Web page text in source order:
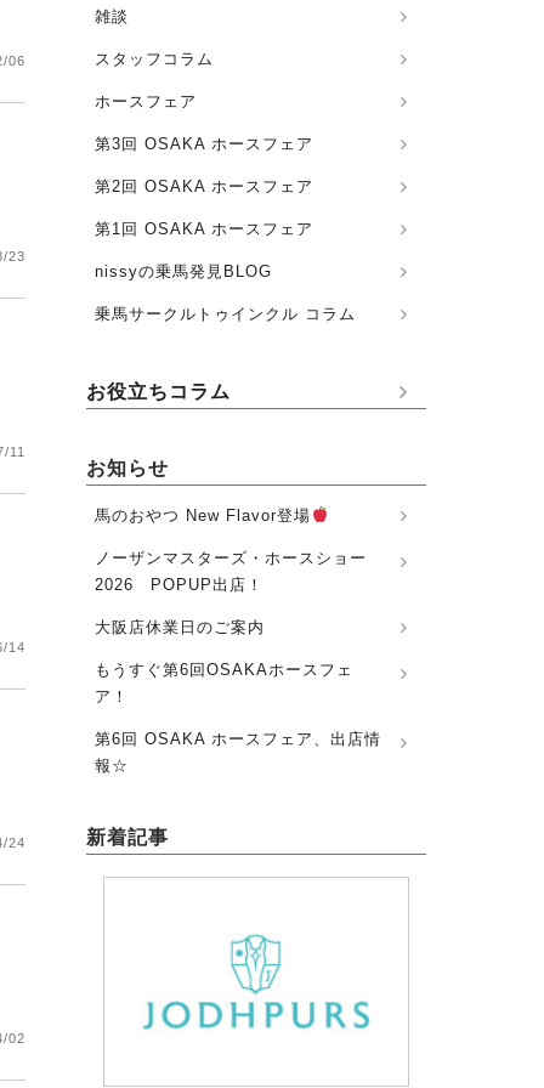
06
23
11
14
24
02
雑談
スタッフコラム
ホースフェア
第3回 OSAKA ホースフェア
第2回 OSAKA ホースフェア
第1回 OSAKA ホースフェア
nissyの乗馬発見BLOG
乗馬サークルトゥインクル コラム
お役立ちコラム
お知らせ
馬のおやつ New Flavor登場
ノーザンマスターズ・ホースショー
2026 POPUP出店！
大阪店休業日のご案内
もうすぐ第6回OSAKAホースフェ
ア！
第6回 OSAKA ホースフェア、出店情
報☆
新着記事